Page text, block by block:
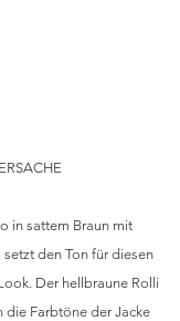
in sattem Braun mit
den Ton für diesen
Der hellbraune Rolli
die Farbtöne der Jacke